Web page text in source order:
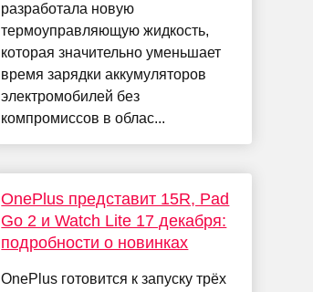
разработала новую
термоуправляющую жидкость,
которая значительно уменьшает
время зарядки аккумуляторов
электромобилей без
компромиссов в облас...
OnePlus представит 15R, Pad
Go 2 и Watch Lite 17 декабря:
подробности о новинках
OnePlus готовится к запуску трёх